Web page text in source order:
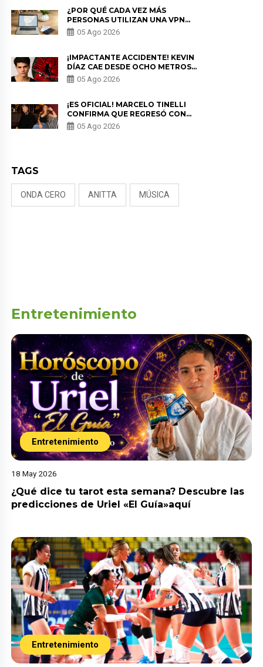
¿POR QUÉ CADA VEZ MÁS
PERSONAS UTILIZAN UNA VPN
PARA PROTEGER SU
PRIVACIDAD?
05 Ago 2026
¡IMPACTANTE ACCIDENTE! KEVIN
DÍAZ CAE DESDE OCHO METROS
EN “ESTO ES GUERRA” Y GENERA
PREOCUPACIÓN
05 Ago 2026
¡ES OFICIAL! MARCELO TINELLI
CONFIRMA QUE REGRESÓ CON
MILETT FIGUEROA: “EL AMOR
PUDO MÁS”
05 Ago 2026
TAGS
ONDA CERO ANITTA MÚSICA
Entretenimiento
Entretenimiento
18 May 2026
¿Qué dice tu tarot esta semana? Descubre las
predicciones de Uriel «El Guía»aquí
Entretenimiento